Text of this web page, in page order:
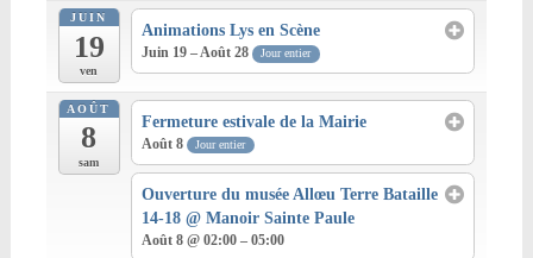
JUIN
19
ven
Animations Lys en Scène
Juin 19 – Août 28 Jour entier
AOÛT
8
sam
Fermeture estivale de la Mairie
Août 8 Jour entier
Ouverture du musée Allœu Terre Bataille
14-18@ Manoir Sainte Paule
Août 8 @ 02:00 – 05:00